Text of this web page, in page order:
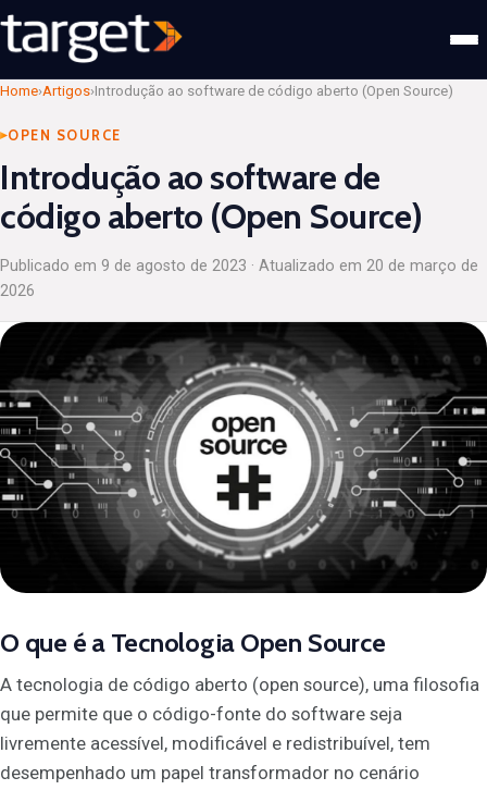
Home›Artigos›Introdução ao software de código aberto (Open Source)
OPEN SOURCE
Introdução ao software de
código aberto (Open Source)
Publicado em 9 de agosto de 2023 · Atualizado em 20 de março de
2026
O que é a Tecnologia Open Source
A tecnologia de código aberto (open source), uma filosofia
que permite que o código-fonte do software seja
livremente acessível, modificável e redistribuível, tem
desempenhado um papel transformador no cenário